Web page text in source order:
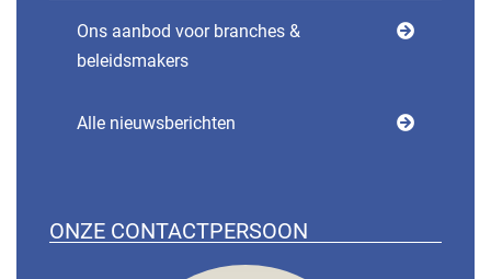
Ons aanbod voor branches &
beleidsmakers
Alle nieuwsberichten
ONZE CONTACTPERSOON